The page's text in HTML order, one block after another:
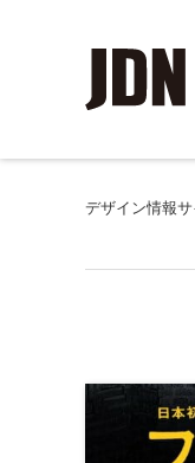
デザイン情報